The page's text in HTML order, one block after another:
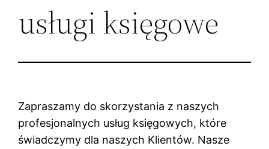
usługi księgowe
Zapraszamy do skorzystania z naszych
profesjonalnych usług księgowych, które
świadczymy dla naszych Klientów. Nasze